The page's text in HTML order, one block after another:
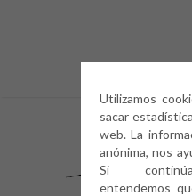
Utilizamos
sacar
web. La
anónima, nos
Si
entendemos